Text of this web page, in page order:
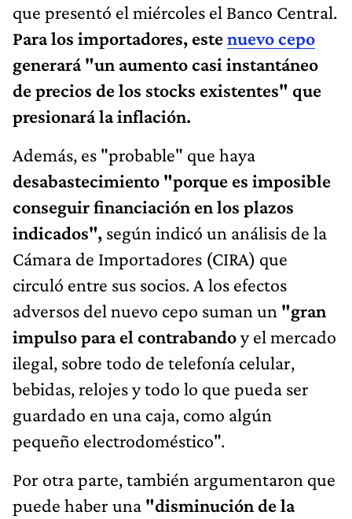
que presentó el miércoles el Banco Central.
Para los importadores, estenuevo cepo
generará "un aumento casi instantáneo
de precios de los stocks existentes" que
presionará la inflación.
Además, es "probable" que haya
desabastecimiento "porque es imposible
conseguir financiación en los plazos
indicados", según indicó un análisis de la
Cámara de Importadores (CIRA) que
circuló entre sus socios. A los efectos
adversos del nuevo cepo suman un "gran
impulso para el contrabandoy el mercado
ilegal, sobre todo de telefonía celular,
bebidas, relojes y todo lo que pueda ser
guardado en una caja, como algún
pequeño electrodoméstico".
Por otra parte, también argumentaron que
puede haber una "disminución de la